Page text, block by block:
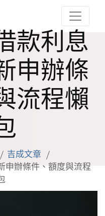
款利息
申辦條
流程懶
吉成文章
申辦條件、額度與流程